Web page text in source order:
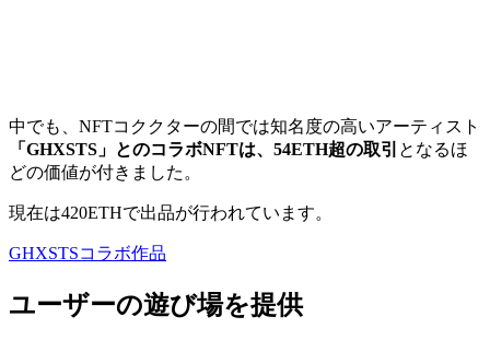
中でも、NFTコククターの間では知名度の高いアーティスト
「GHXSTS」とのコラボNFTは、54ETH超の取引 となるほ
どの価値が付きました。
現在は420ETHで出品が行われています。
GHXSTSコラボ作品
ユーザーの遊び場を提供